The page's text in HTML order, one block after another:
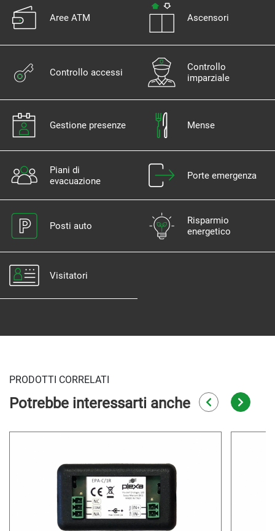
Aree ATM Ascensori
Controllo accessi
Controllo
imparziale
Gestione presenze Mense
Piani di
evacuazione
Porte emergenza
Posti auto
Risparmio
energetico
Visitatori
PRODOTTI CORRELATI
Potrebbe interessarti anche